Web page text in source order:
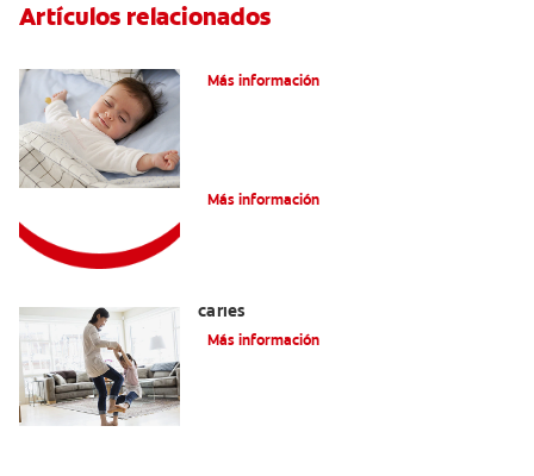
Artículos relacionados
Más información
Más información
caries
Más información